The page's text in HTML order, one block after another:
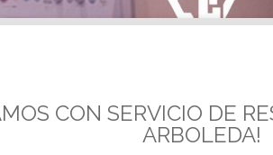
CON SERVICIO DE
ARBOLEDA!